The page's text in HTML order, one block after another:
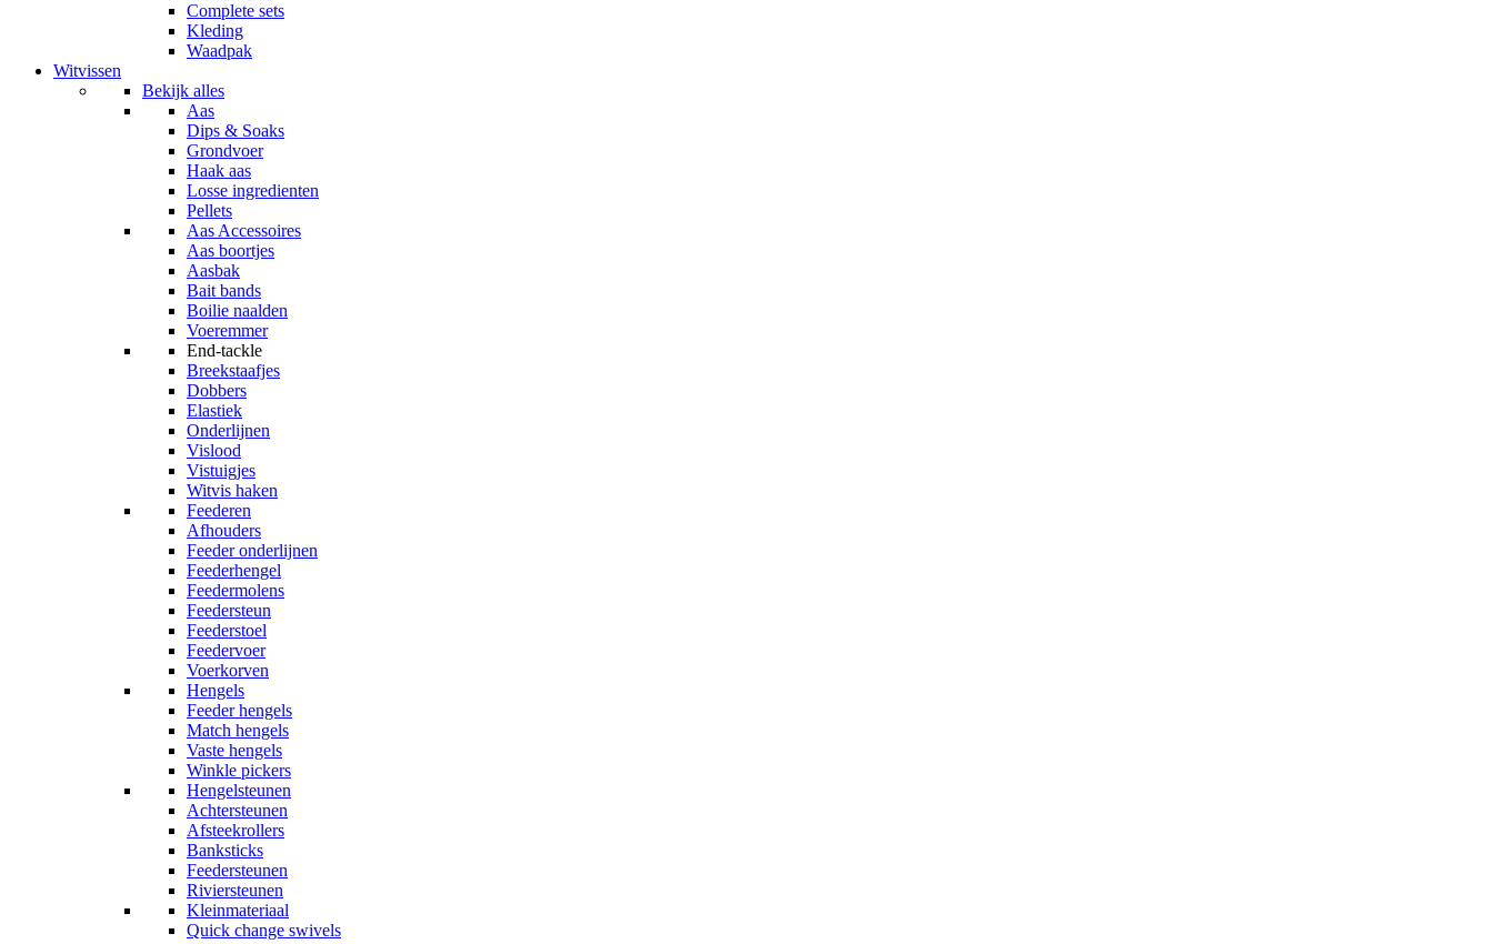
Complete sets
Kleding
Waadpak
Witvissen
Bekijk alles
Aas
Dips & Soaks
Grondvoer
Haak aas
Losse ingredienten
Pellets
Aas Accessoires
Aas boortjes
Aasbak
Bait bands
Boilie naalden
Voeremmer
End-tackle
Breekstaafjes
Dobbers
Elastiek
Onderlijnen
Vislood
Vistuigjes
Witvis haken
Feederen
Afhouders
Feeder onderlijnen
Feederhengel
Feedermolens
Feedersteun
Feederstoel
Feedervoer
Voerkorven
Hengels
Feeder hengels
Match hengels
Vaste hengels
Winkle pickers
Hengelsteunen
Achtersteunen
Afsteekrollers
Banksticks
Feedersteunen
Riviersteunen
Kleinmateriaal
Quick change swivels